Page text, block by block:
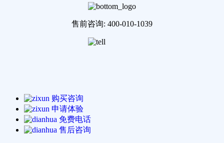
售前咨询: 400-010-1039
购买咨询
申请体验
免费电话
售后咨询